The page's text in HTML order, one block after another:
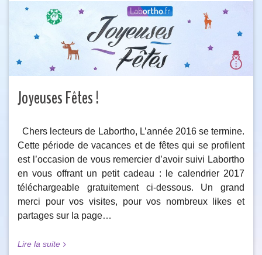
Joyeuses Fêtes !
Chers lecteurs de Labortho, L’année 2016 se termine.
Cette période de vacances et de fêtes qui se profilent
est l’occasion de vous remercier d’avoir suivi Labortho
en vous offrant un petit cadeau : le calendrier 2017
téléchargeable gratuitement ci-dessous. Un grand
merci pour vos visites, pour vos nombreux likes et
partages sur la page…
Lire la suite